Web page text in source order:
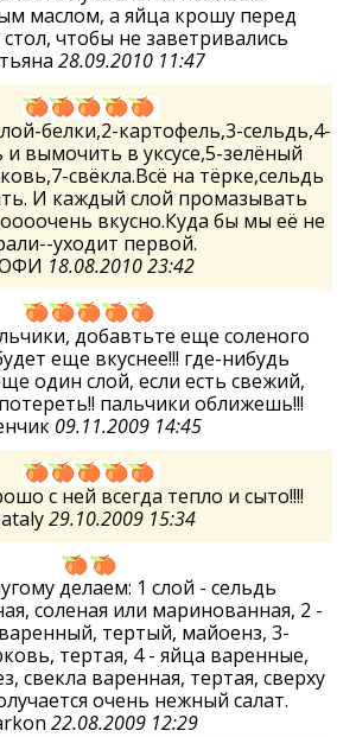
маслом, а яйца крошу перед
чтобы не заветривались
28.09.2010 11:47
белки,2-картофель,3-сельдь,4-
и вымочить в уксусе,5-зелёный
свёкла.Всё на тёрке,сельдь
И каждый слой промазывать
вкусно.Куда бы мы её не
уходит первой.
18.08.2010 23:42
добавтьте еще соленого
еще вкуснее!!! где-нибудь
один слой, если есть свежий,
пальчики оближешь!!!
09.11.2009 14:45
с ней всегда тепло и сыто!!!!
29.10.2009 15:34
делаем: 1 слой - сельдь
соленая или маринованная, 2 -
тертый, майоенз, 3-
тертая, 4 - яйца варенные,
свекла варенная, тертая, сверху
очень нежный салат.
22.08.2009 12:29